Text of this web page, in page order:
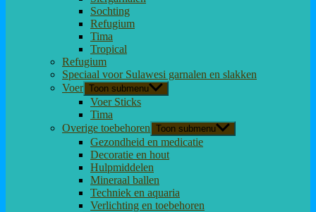
Sochting
Refugium
Tima
Tropical
Refugium
Speciaal voor Sulawesi garnalen en slakken
Voer Toon submenu
Voer Sticks
Tima
Overige toebehoren Toon submenu
Gezondheid en medicatie
Decoratie en hout
Hulpmiddelen
Mineraal ballen
Techniek en aquaria
Verlichting en toebehoren